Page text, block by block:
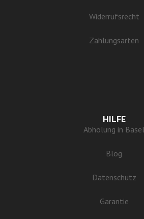
Widerrufsrecht
Zahlungsarten
HILFE
Abholung in Basel
Blog
Datenschutz
Garantie